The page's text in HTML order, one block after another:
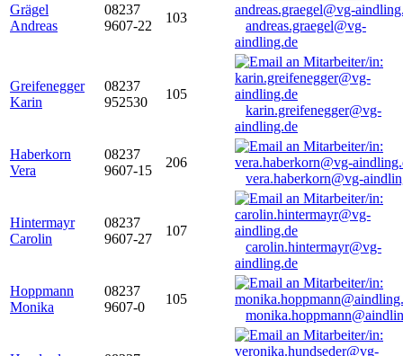
Grägel
Andreas
08237
9607-22
103
andreas.graegel@vg-
aindling.de
Greifenegger
Karin
08237
952530
105
karin.greifenegger@vg-
aindling.de
Haberkorn
Vera
08237
9607-15
206
vera.haberkorn@vg-
Hintermayr
Carolin
08237
9607-27
107
carolin.hintermayr@vg-
aindling.de
Hoppmann
Monika
08237
9607-0
105